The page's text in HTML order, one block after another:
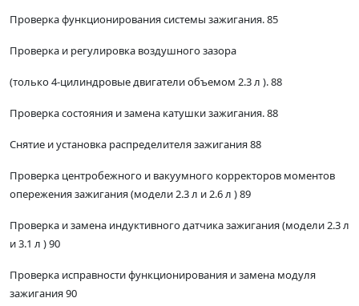
Проверка функционирования системы зажигания. 85
Проверка и регулировка воздушного зазора
(только 4-цилиндровые двигатели объемом 2.3 л ). 88
Проверка состояния и замена катушки зажигания. 88
Снятие и установка распределителя зажигания 88
Проверка центробежного и вакуумного корректоров моментов
опережения зажигания (модели 2.3 л и 2.6 л ) 89
Проверка и замена индуктивного датчика зажигания (модели 2.3 л
и 3.1 л ) 90
Проверка исправности функционирования и замена модуля
зажигания 90